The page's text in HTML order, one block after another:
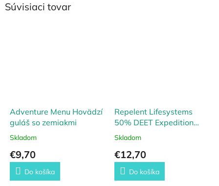
Súvisiaci tovar
Adventure Menu Hovädzí
guláš so zemiakmi
Skladom
€9,70
Do košíka
Repelent Lifesystems
50% DEET Expedition
Ultra 100 ml
Skladom
€12,70
Do košíka